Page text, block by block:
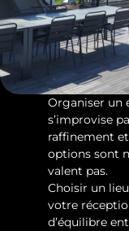
Organiser un
s’improvise
raffinement
options sont
valent pas.
Choisir un
votre
d’équilibre